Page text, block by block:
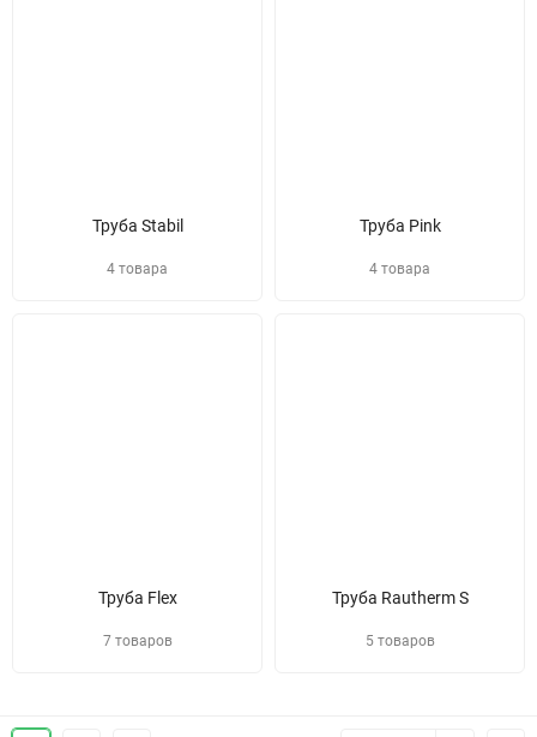
Труба Stabil
4 товара
Труба Pink
4 товара
Труба Flex
7 товаров
Труба Rautherm S
5 товаров